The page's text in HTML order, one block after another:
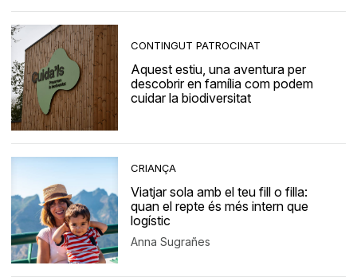
CONTINGUT PATROCINAT
Aquest estiu, una aventura per
descobrir en família com podem
cuidar la biodiversitat
CRIANÇA
Viatjar sola amb el teu fill o filla:
quan el repte és més intern que
logístic
Anna Sugrañes